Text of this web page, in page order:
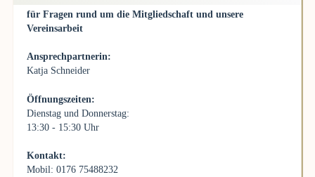
für Fragen rund um die Mitgliedschaft und unsere
Vereinsarbeit
Ansprechpartnerin:
Katja Schneider
Öffnungszeiten:
Dienstag und Donnerstag:
13:30 - 15:30 Uhr
Kontakt:
Mobil: 0176 75488232